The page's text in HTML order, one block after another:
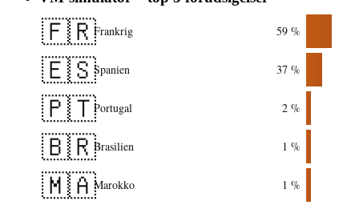
🇫🇷Frankrig 59 %
🇪🇸Spanien 37 %
🇵🇹Portugal 2 %
🇧🇷Brasilien 1 %
🇲🇦Marokko 1 %